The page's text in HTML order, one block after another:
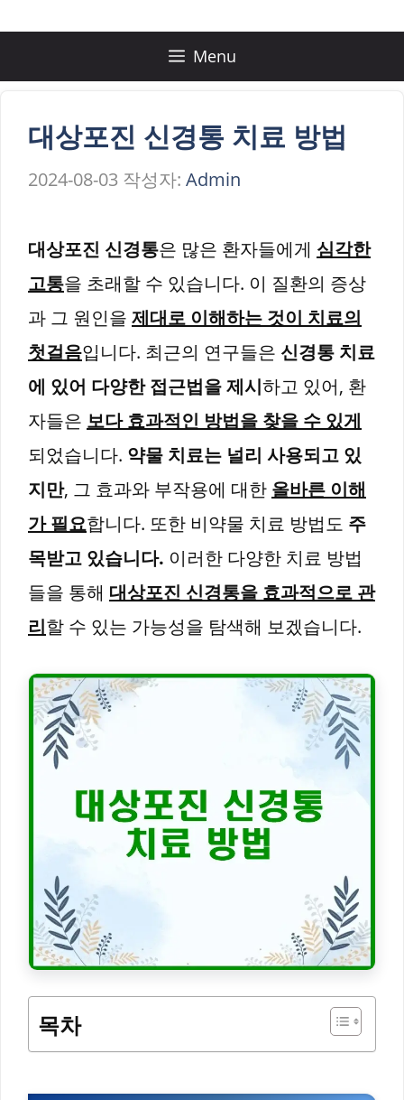
츠
Menu
대상포진 신경통 치료 방법
2024-08-03 작성자: Admin
대상포진 신경통은 많은 환자들에게 심각한
고통을 초래할 수 있습니다. 이 질환의 증상
과 그 원인을 제대로 이해하는 것이 치료의
첫걸음입니다. 최근의 연구들은 신경통 치료
에 있어 다양한 접근법을 제시하고 있어, 환
자들은 보다 효과적인 방법을 찾을 수 있게
되었습니다. 약물 치료는 널리 사용되고 있
지만, 그 효과와 부작용에 대한 올바른 이해
가 필요합니다. 또한 비약물 치료 방법도 주
목받고 있습니다. 이러한 다양한 치료 방법
들을 통해 대상포진 신경통을 효과적으로 관
리할 수 있는 가능성을 탐색해 보겠습니다.
목차